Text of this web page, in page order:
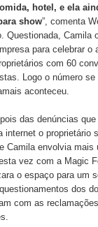
hotel, e ela
show”, comenta
Questionada, Camila
para celebrar o
com 60
Logo o número se
aconteceu.
das denúncias
internet o proprietário
Camila envolvia mais
vez com a Magic
o espaço para um
dos
com as